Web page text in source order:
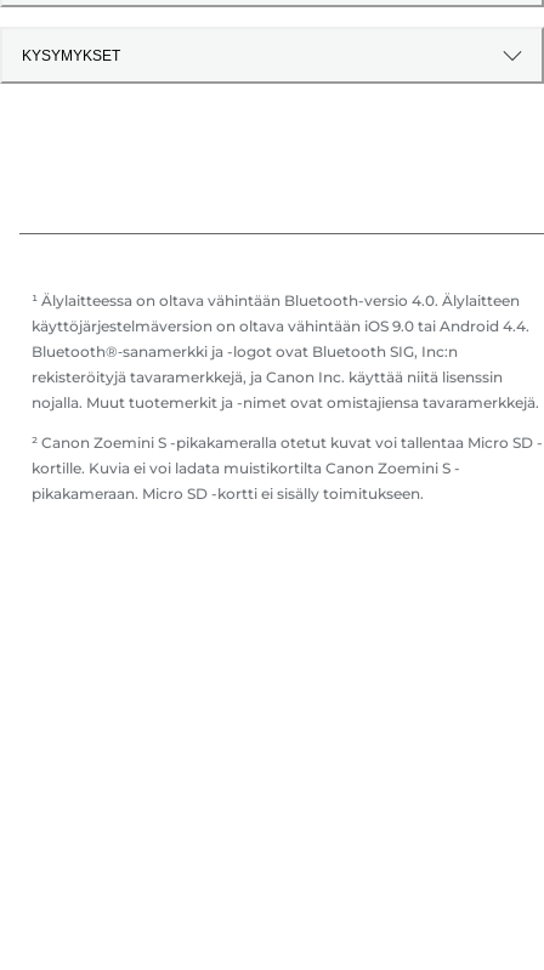
KYSYMYKSET
¹ Älylaitteessa on oltava vähintään Bluetooth-versio 4.0. Älylaitteen
käyttöjärjestelmäversion on oltava vähintään iOS 9.0 tai Android 4.4.
Bluetooth®‑sanamerkki ja -logot ovat Bluetooth SIG, Inc:n
rekisteröityjä tavaramerkkejä, ja Canon Inc. käyttää niitä lisenssin
nojalla. Muut tuotemerkit ja -nimet ovat omistajiensa tavaramerkkejä.
² Canon Zoemini S -pikakameralla otetut kuvat voi tallentaa Micro SD -
kortille. Kuvia ei voi ladata muistikortilta Canon Zoemini S -
pikakameraan. Micro SD -kortti ei sisälly toimitukseen.